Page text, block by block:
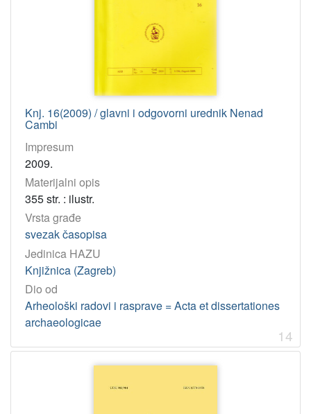
Knj. 16(2009) / glavni i odgovorni urednik Nenad
Cambi
Impresum
2009.
Materijalni opis
355 str. : ilustr.
Vrsta građe
svezak časopisa
Jedinica HAZU
Knjižnica (Zagreb)
Dio od
Arheološki radovi i rasprave = Acta et dissertationes
archaeologicae
14